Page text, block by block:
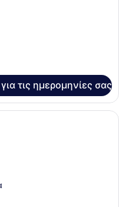
τις ημερομηνίες σας
σύγχρονο σαλόνι με